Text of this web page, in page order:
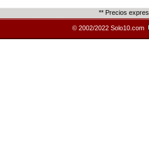
** Precios
© 2002/2022 Solo10.com